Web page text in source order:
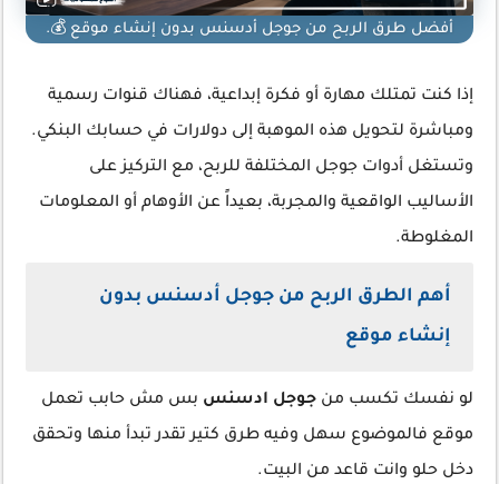
أفضل طرق الربح من جوجل أدسنس بدون إنشاء موقع 💰.
إذا كنت تمتلك مهارة أو فكرة إبداعية، فهناك قنوات رسمية
ومباشرة لتحويل هذه الموهبة إلى دولارات في حسابك البنكي.
وتستغل أدوات جوجل المختلفة للربح، مع التركيز على
الأساليب الواقعية والمجربة، بعيداً عن الأوهام أو المعلومات
المغلوطة.
أهم الطرق الربح من جوجل أدسنس بدون
إنشاء موقع
لو نفسك تكسب من جوجل ادسنس بس مش حابب تعمل
موقع فالموضوع سهل وفيه طرق كتير تقدر تبدأ منها وتحقق
دخل حلو وانت قاعد من البيت.